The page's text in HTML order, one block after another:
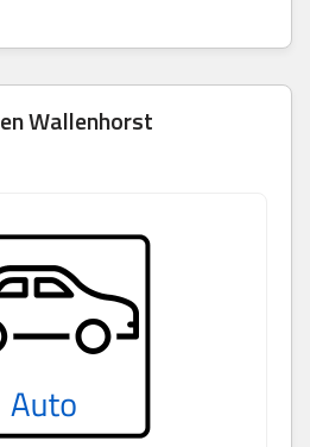
Wallenhorst